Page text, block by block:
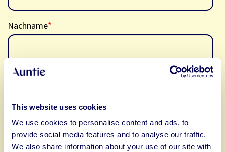
This website uses cookies
We use cookies to personalise content and ads, to
provide social media features and to analyse our traffic.
We also share information about your use of our site with
Nachname*
Unternehmensname
Telefonnummer